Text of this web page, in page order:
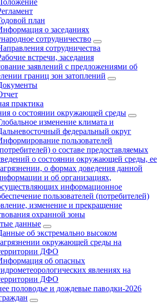
Положение
план
о заседаниях
сотрудничество
сотрудничества
встречи, заседания
заявлений с предложениями об
границ зон затоплений
практика
о состоянии окружающей среды
изменение климата и
федеральный округ
пользователей
о составе предоставляемых
о состоянии окружающей среды, ее
о формах доведения данной
и об организациях,
информационное
пользователей (потребителей)
изменение и прекращение
охранной зоны
данные
об экстремально высоком
окружающей среды на
ДФО
об опасных
явлениях на
ДФО
половодье и дождевые паводки-2026